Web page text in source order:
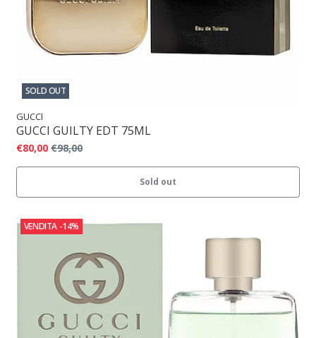
SOLD OUT
GUCCI
GUCCI GUILTY EDT 75ML
€80,00 €98,00
Sold out
VENDITA -14%